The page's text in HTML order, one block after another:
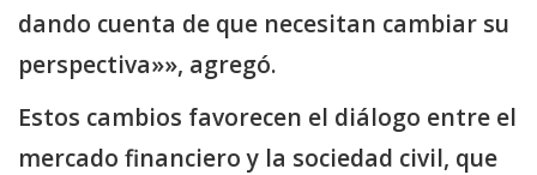
dando cuenta de que necesitan cambiar su
perspectiva»», agregó.
Estos cambios favorecen el diálogo entre el
mercado financiero y la sociedad civil, que